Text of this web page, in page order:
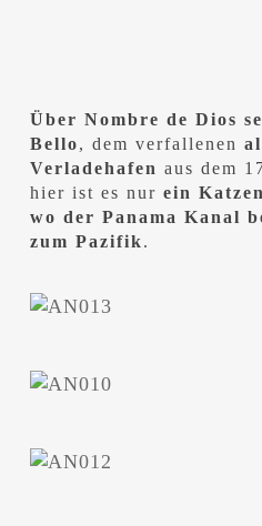
Über Nombre de Dios
Bello, dem verfallenen
Verladehafen aus dem
hier ist es nur ein
wo der Panama Kanal
zum Pazifik.